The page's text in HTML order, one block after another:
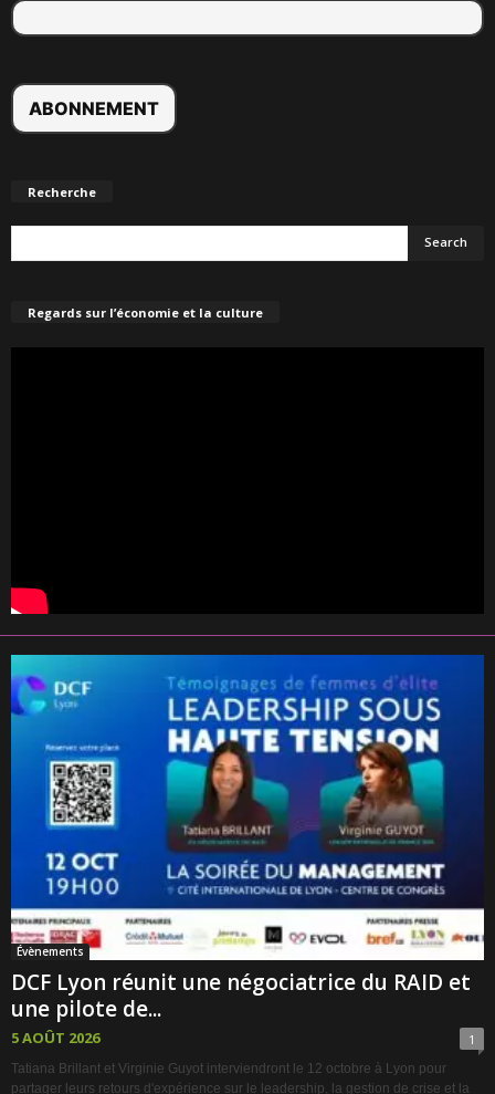
Recherche
Regards sur l’économie et la culture
Évènements
DCF Lyon réunit une négociatrice du RAID et
une pilote de...
5 AOÛT 2026 1
Tatiana Brillant et Virginie Guyot interviendront le 12 octobre à Lyon pour
partager leurs retours d'expérience sur le leadership, la gestion de crise et la